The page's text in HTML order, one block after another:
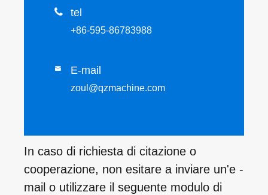
 tel
+86-595-86783988
 E-mail
zoul@qzmachine.com
In caso di richiesta di citazione o
cooperazione, non esitare a inviare un'e -
mail o utilizzare il seguente modulo di